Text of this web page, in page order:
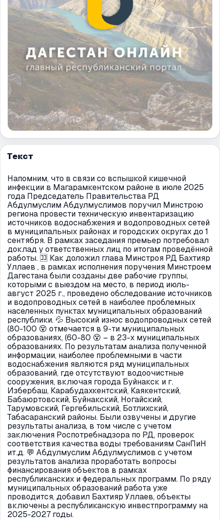
Текст
Напомним, что в связи со вспышкой кишечной
инфекции в Магарамкентском районе в июле 2025
года Председатель Правительства РД
Абдулмуслим Абдулмуслимов поручил Минстрою
региона провести техническую инвентаризацию
источников водоснабжения и водопроводных сетей
в муниципальных районах и городских округах до 1
сентября. В рамках заседания премьер потребовал
доклад у ответственных лиц по итогам проведённой
работы. 🈁 Как доложил глава Минстроя РД Бахтияр
Уллаев , в рамках исполнения поручения Минстроем
Дагестана были созданы две рабочие группы,
которыми с выездом на место, в период июль-
август 2025 г., проведено обследование источников
и водопроводных сетей в наиболее проблемных
населенных пунктах муниципальных образований
республики. 💦 Высокий износ водопроводных сетей
(80-100 😵 отмечается в 9-ти муниципальных
образованиях, (60-80 😵 – в 23-х муниципальных
образованиях. По результатам анализа полученной
информации, наиболее проблемными в части
водоснабжения являются ряд муниципальных
образований, где отсутствуют водоочистные
сооружения, включая города Буйнакск и г.
Избербаш, Карабудахкентский, Каякентский,
Бабаюртовский, Буйнакский, Ногайский,
Тарумовский, Гергебильский, Ботлихский,
Табасаранский районы. Были озвучены и другие
результаты анализа, в том числе с учетом
заключения Роспотребнадзора по РД, проверок
соответствия качества воды требованиям СанПиН
ит.д. 💬 Абдулмуслим Абдулмуслимов с учетом
результатов анализа проработать вопросы
финансирования объектов в рамках
республиканских и федеральных программ. По ряду
муниципальных образований работа уже
проводится, добавил Бахтияр Уллаев, объекты
включены а республиканскую инвестпрограмму на
2025-2027 годы.